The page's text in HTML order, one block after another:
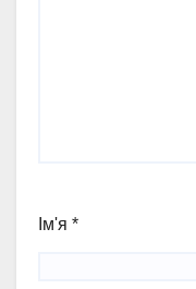
Ім'я *